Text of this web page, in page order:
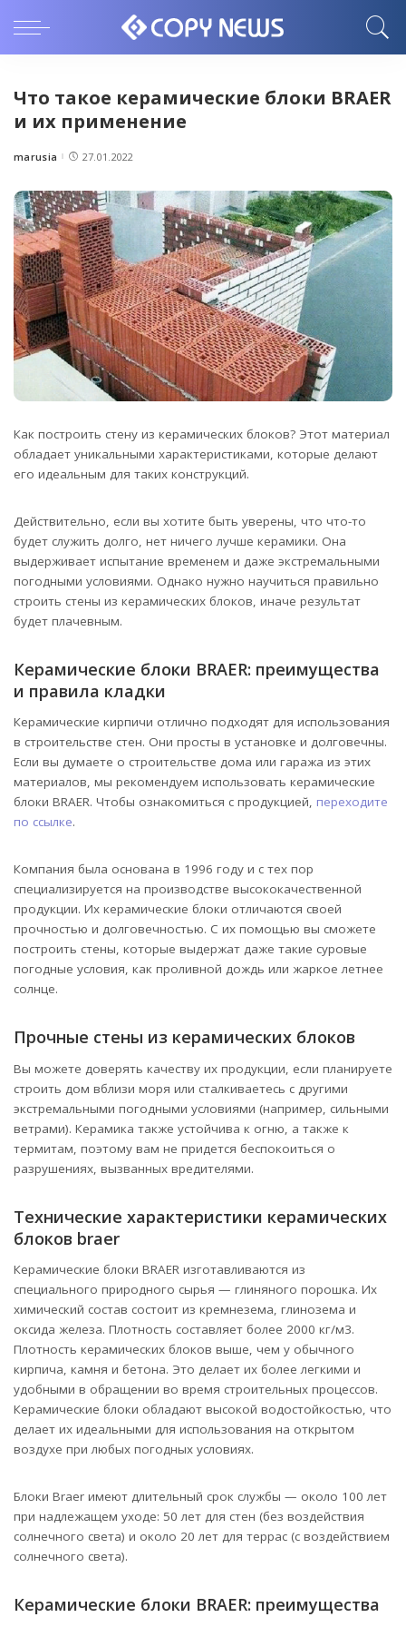
Что такое керамические блоки BRAER
и их применение
Posted
marusia 27.01.2022
Как построить стену из керамических блоков? Этот материал
обладает уникальными характеристиками, которые делают
его идеальным для таких конструкций.
Действительно, если вы хотите быть уверены, что что-то
будет служить долго, нет ничего лучше керамики. Она
выдерживает испытание временем и даже экстремальными
погодными условиями. Однако нужно научиться правильно
строить стены из керамических блоков, иначе результат
будет плачевным.
Керамические блоки BRAER: преимущества
и правила кладки
Керамические кирпичи отлично подходят для использования
в строительстве стен. Они просты в установке и долговечны.
Если вы думаете о строительстве дома или гаража из этих
материалов, мы рекомендуем использовать керамические
блоки BRAER. Чтобы ознакомиться с продукцией, переходите
по ссылке.
Компания была основана в 1996 году и с тех пор
специализируется на производстве высококачественной
продукции. Их керамические блоки отличаются своей
прочностью и долговечностью. С их помощью вы сможете
построить стены, которые выдержат даже такие суровые
погодные условия, как проливной дождь или жаркое летнее
солнце.
Прочные стены из керамических блоков
Вы можете доверять качеству их продукции, если планируете
строить дом вблизи моря или сталкиваетесь с другими
экстремальными погодными условиями (например, сильными
ветрами). Керамика также устойчива к огню, а также к
термитам, поэтому вам не придется беспокоиться о
разрушениях, вызванных вредителями.
Технические характеристики керамических
блоков braer
Керамические блоки BRAER изготавливаются из
специального природного сырья — глиняного порошка. Их
химический состав состоит из кремнезема, глинозема и
оксида железа. Плотность составляет более 2000 кг/м3.
Плотность керамических блоков выше, чем у обычного
кирпича, камня и бетона. Это делает их более легкими и
удобными в обращении во время строительных процессов.
Керамические блоки обладают высокой водостойкостью, что
делает их идеальными для использования на открытом
воздухе при любых погодных условиях.
Блоки Braer имеют длительный срок службы — около 100 лет
при надлежащем уходе: 50 лет для стен (без воздействия
солнечного света) и около 20 лет для террас (с воздействием
солнечного света).
Керамические блоки BRAER: преимущества